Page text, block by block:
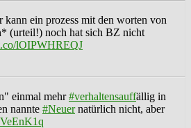
kann ein prozess mit den worten von
(urteil!) noch hat sich BZ nicht
lOIPWHREQJ
einmal mehr#verhaltensauffällig in
nannte #Neuernatürlich nicht, aber